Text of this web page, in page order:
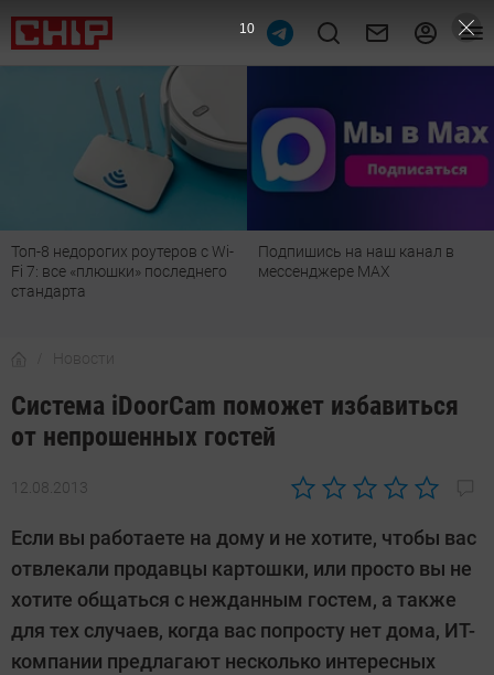
Топ-8 недорогих роутеров с Wi-
Fi 7: все «плюшки» последнего
стандарта
Подпишись на наш канал в
мессенджере МАХ
Новости
Система iDoorCam поможет избавиться
от непрошенных гостей
12.08.2013
Автор:
Если вы работаете на дому и не хотите, чтобы вас
отвлекали продавцы картошки, или просто вы не
хотите общаться с нежданным гостем, а также
для тех случаев, когда вас попросту нет дома, ИТ-
компании предлагают несколько интересных
9